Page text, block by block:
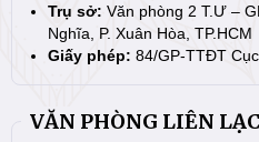
Trụ sở: Văn phòng 2 T.Ư –
Nghĩa, P. Xuân Hòa, TP.HCM
Giấy phép: 84/GP-TTĐT
VĂN PHÒNG LIÊN LẠC